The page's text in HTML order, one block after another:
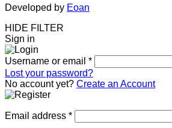
Developed by Eoan
HIDE FILTER
Sign in
Username or email *
Lost your password?
No account yet? Create an Account
Email address *